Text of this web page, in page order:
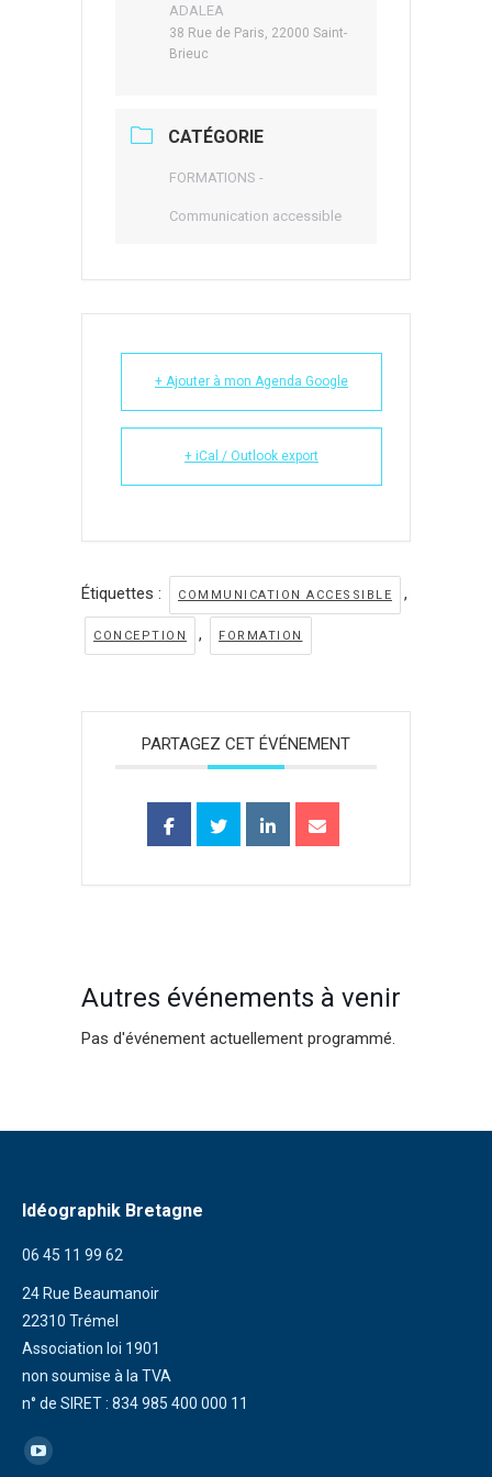
ADALEA
38 Rue de Paris, 22000 Saint-
Brieuc
CATÉGORIE
FORMATIONS -
Communication accessible
+ Ajouter à mon Agenda Google
+ iCal / Outlook export
Étiquettes : COMMUNICATION ACCESSIBLE ,
CONCEPTION , FORMATION
PARTAGEZ CET ÉVÉNEMENT
Autres événements à venir
Pas d'événement actuellement programmé.
Idéographik Bretagne
06 45 11 99 62
24 Rue Beaumanoir
22310 Trémel
Association loi 1901
non soumise à la TVA
n° de SIRET : 834 985 400 000 11
Trouvez nous sur :
La